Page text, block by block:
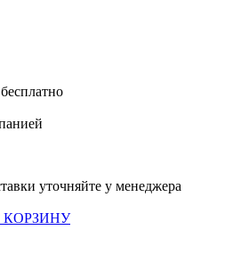
бесплатно
уточняйте у менеджера
КОРЗИНУ